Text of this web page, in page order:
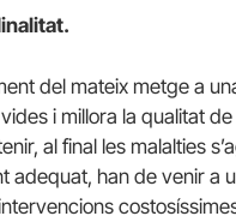
del mateix metge a
i millora la qualitat
al final les malalties
adequat, han de venir a